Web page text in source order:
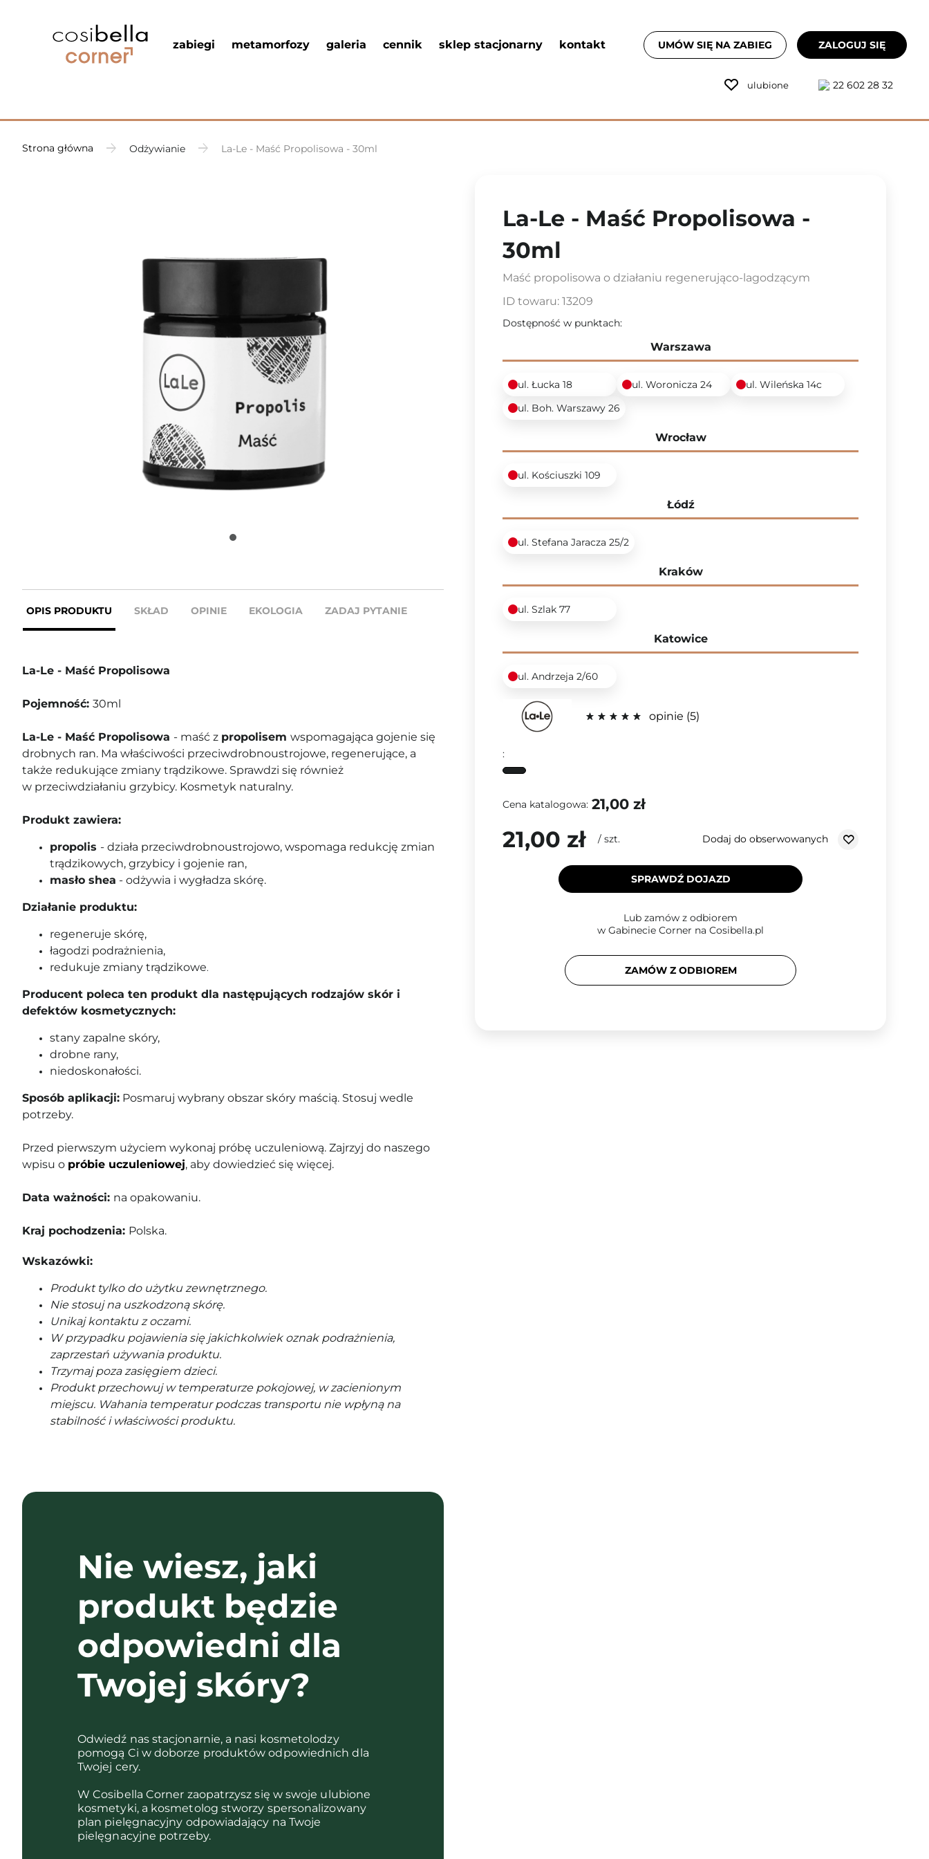
zabiegi metamorfozy galeria cennik sklep stacjonarny kontakt UMÓW SIĘ NA ZABIEG ZALOGUJ SIĘ
ulubione 22 602 28 32
Strona główna Odżywianie La-Le - Maść Propolisowa - 30ml
OPIS PRODUKTU SKŁAD OPINIE EKOLOGIA ZADAJ PYTANIE
La-Le - Maść Propolisowa
Pojemność: 30ml
La-Le - Maść Propolisowa - maść z propolisem wspomagająca gojenie się
drobnych ran. Ma właściwości przeciwdrobnoustrojowe, regenerujące, a
także redukujące zmiany trądzikowe. Sprawdzi się również
w przeciwdziałaniu grzybicy. Kosmetyk naturalny.
Produkt zawiera:
propolis - działa przeciwdrobnoustrojowo, wspomaga redukcję zmian
trądzikowych, grzybicy i gojenie ran,
masło shea - odżywia i wygładza skórę.
Działanie produktu:
regeneruje skórę,
łagodzi podrażnienia,
redukuje zmiany trądzikowe.
Producent poleca ten produkt dla następujących rodzajów skór i
defektów kosmetycznych:
stany zapalne skóry,
drobne rany,
niedoskonałości.
Sposób aplikacji: Posmaruj wybrany obszar skóry maścią. Stosuj wedle
potrzeby.
Przed pierwszym użyciem wykonaj próbę uczuleniową. Zajrzyj do naszego
wpisu o próbie uczuleniowej, aby dowiedzieć się więcej.
Data ważności: na opakowaniu.
Kraj pochodzenia: Polska.
Wskazówki:
Produkt tylko do użytku zewnętrznego.
Nie stosuj na uszkodzoną skórę.
Unikaj kontaktu z oczami.
W przypadku pojawienia się jakichkolwiek oznak podrażnienia,
zaprzestań używania produktu.
Trzymaj poza zasięgiem dzieci.
Produkt przechowuj w temperaturze pokojowej, w zacienionym
miejscu. Wahania temperatur podczas transportu nie wpłyną na
stabilność i właściwości produktu.
Nie wiesz, jaki
produkt będzie
odpowiedni dla
Twojej skóry?
Odwiedź nas stacjonarnie, a nasi kosmetolodzy
pomogą Ci w doborze produktów odpowiednich dla
Twojej cery.
W Cosibella Corner zaopatrzysz się w swoje ulubione
kosmetyki, a kosmetolog stworzy spersonalizowany
plan pielęgnacyjny odpowiadający na Twoje
pielęgnacyjne potrzeby.
La-Le - Maść Propolisowa -
30ml
Maść propolisowa o działaniu regenerująco-lagodzącym
ID towaru: 13209
Dostępność w punktach:
Warszawa
ul. Łucka 18 ul. Woronicza 24
ul. Wileńska 14c
ul. Boh. Warszawy 26
Wrocław
ul. Kościuszki 109
Łódź
ul. Stefana Jaracza 25/2
Kraków
ul. Szlak 77
Katowice
ul. Andrzeja 2/60
opinie 5
:
Cena katalogowa: 21,00 zł
21,00 zł / szt. Dodaj do obserwowanych
SPRAWDŹ DOJAZD
Lub zamów z odbiorem
w Gabinecie Corner na Cosibella.pl
ZAMÓW Z ODBIOREM